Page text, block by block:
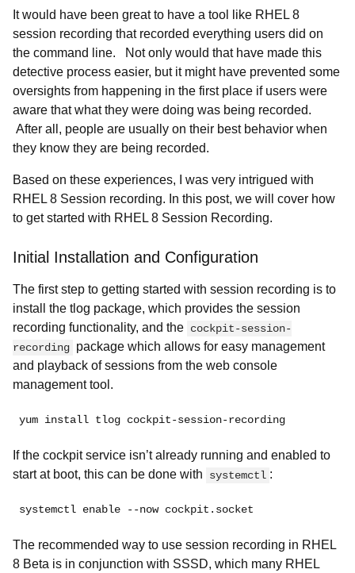
It would have been great to have a tool like RHEL 8
session recording that recorded everything users did on
the command line. Not only would that have made this
detective process easier, but it might have prevented some
oversights from happening in the first place if users were
aware that what they were doing was being recorded.
After all, people are usually on their best behavior when
they know they are being recorded.
Based on these experiences, I was very intrigued with
RHEL 8 Session recording. In this post, we will cover how
to get started with RHEL 8 Session Recording.
Initial Installation and Configuration
The first step to getting started with session recording is to
install the tlog package, which provides the session
recording functionality, and the cockpit-session-
recording package which allows for easy management
and playback of sessions from the web console
management tool.
yum install tlog cockpit-session-recording
If the cockpit service isn’t already running and enabled to
start at boot, this can be done with
systemctl :
systemctl enable --now cockpit.socket
The recommended way to use session recording in RHEL
8 Beta is in conjunction with SSSD, which many RHEL